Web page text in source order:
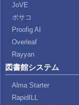
JoVE
ポサコ
Proofig AI
Overleaf
Rayyan
図書館システム
Alma Starter
RapidILL